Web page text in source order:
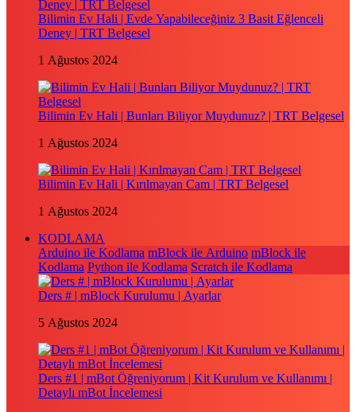
Bilimin Ev Hali | Evde Yapabileceğiniz 3 Basit Eğlenceli
Deney | TRT Belgesel
1 Ağustos 2024
Bilimin Ev Hali | Bunları Biliyor Muydunuz? | TRT Belgesel
1 Ağustos 2024
Bilimin Ev Hali | Kırılmayan Cam | TRT Belgesel
1 Ağustos 2024
KODLAMA
Arduino ile Kodlama mBlock ile Arduino mBlock ile
Kodlama Python ile Kodlama Scratch ile Kodlama
Ders # | mBlock Kurulumu | Ayarlar
5 Ağustos 2024
Ders #1 | mBot Öğreniyorum | Kit Kurulum ve Kullanımı |
Detaylı mBot İncelemesi